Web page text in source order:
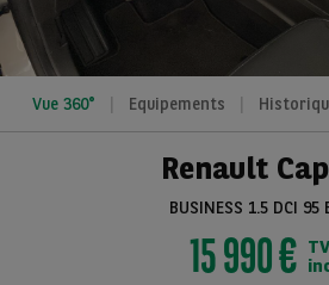
Vue 360° Equipements
Renault
BUSINESS 1.5 DCI 95
15 990 €